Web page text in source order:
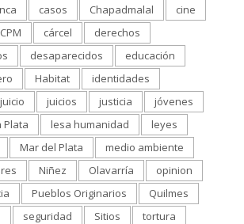
casos Chapadmalal
cine
CPM cárcel
derechos
desaparecidos
educación
Habitat
identidades
juicio juicios justicia
jóvenes
Plata lesa humanidad
leyes
Mar del Plata
medio ambiente
Niñez Olavarría
opinion
Pueblos Originarios
Quilmes
seguridad Sitios
tortura